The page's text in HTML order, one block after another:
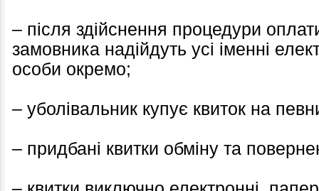
– після здійснення процедури
замовника надійдуть усі іменні
особи окремо;
– уболівальник купує квиток на
– придбані квитки обміну та